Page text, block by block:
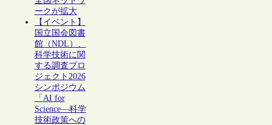
ークが拡大
【イベント】
国立国会図書
館（NDL）、
科学技術に関
する調査プロ
ジェクト2026
シンポジウム
「AI for
Science―科学
技術政策への